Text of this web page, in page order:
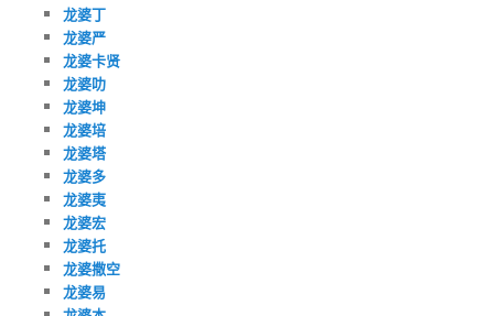
龙婆丁
龙婆严
龙婆卡贤
龙婆叻
龙婆坤
龙婆培
龙婆塔
龙婆多
龙婆夷
龙婆宏
龙婆托
龙婆撒空
龙婆易